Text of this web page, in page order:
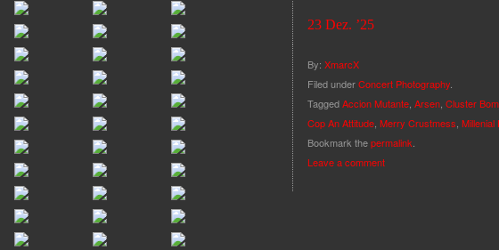
23 Dez. ’25
By: XmarcX
Filed underConcert Photography
TaggedAccion Mutante Arsen Cluster
Cop An Attitude Merry Crustmess Millenial
Bookmark thepermalink
Leave a comment